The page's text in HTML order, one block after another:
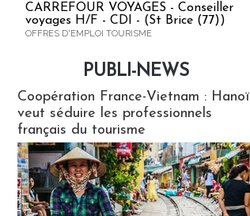
CARREFOUR VOYAGES - Conseiller
voyages H/F - CDI - (St Brice (77))
OFFRES D'EMPLOI TOURISME
PUBLI-NEWS
Coopération France-Vietnam : Hanoï
veut séduire les professionnels
français du tourisme